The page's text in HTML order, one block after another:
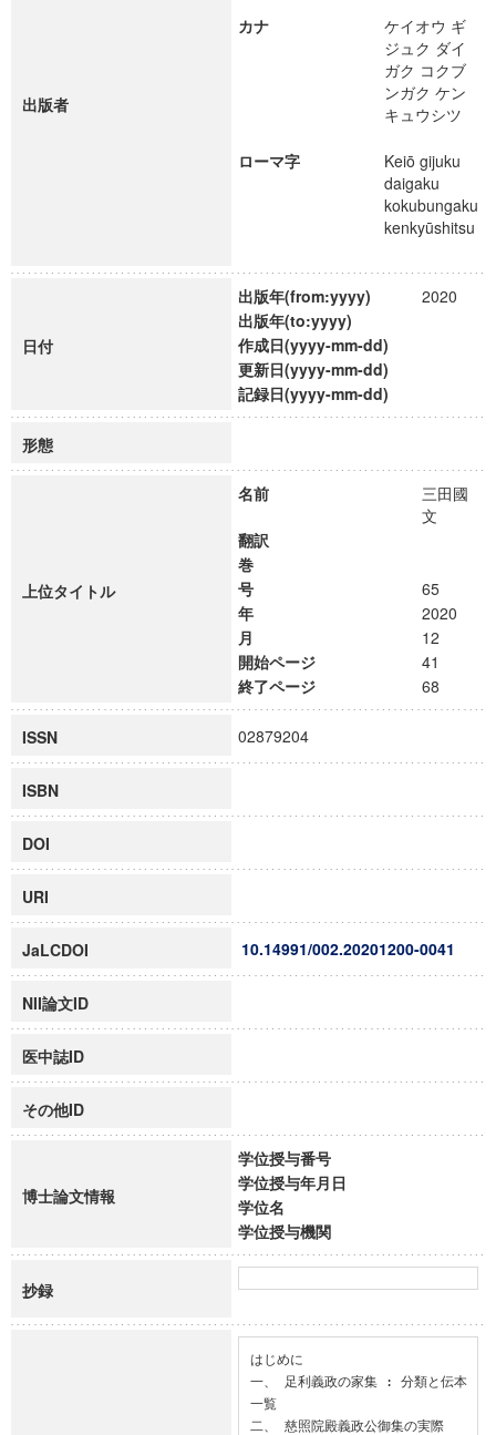
出版者
カナ
ケイオウ ギ
ジュク ダイ
ガク コクブ
ンガク ケン
キュウシツ
ローマ字
Keiō gijuku
daigaku
kokubungaku
kenkyūshitsu
日付
出版年(from:yyyy)
2020
出版年(to:yyyy)
作成日(yyyy-mm-dd)
更新日(yyyy-mm-dd)
記録日(yyyy-mm-dd)
形態
上位タイトル
名前
三田國
文
翻訳
巻
号
65
年
2020
月
12
開始ページ
41
終了ページ
68
ISSN 02879204
ISBN
DOI
URI
JaLCDOI 10.14991/002.20201200-0041
NII論文ID
医中誌ID
その他ID
博士論文情報
学位授与番号
学位授与年月日
学位名
学位授与機関
抄録
はじめに
一、 足利義政の家集 : 分類と伝本
一覧
二、 慈照院殿義政公御集の実際